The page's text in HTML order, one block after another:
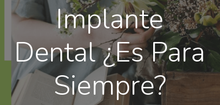
Implante
Dental ¿Es Para
Siempre?